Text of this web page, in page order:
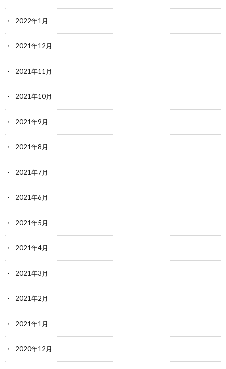
2022年1月
2021年12月
2021年11月
2021年10月
2021年9月
2021年8月
2021年7月
2021年6月
2021年5月
2021年4月
2021年3月
2021年2月
2021年1月
2020年12月